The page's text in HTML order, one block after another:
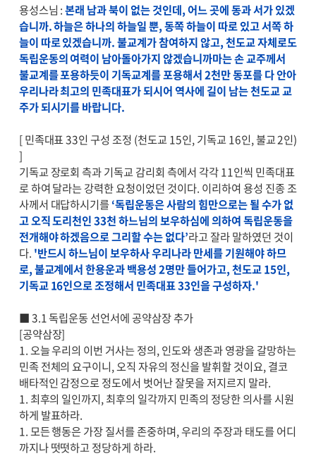
용성스님 :본래 남과 북이 없는 것인데, 어느 곳에 동과 서가 있겠
습니까. 하늘은 하나의 하늘일 뿐, 동쪽 하늘이 따로 있고 서쪽 하
늘이 따로 있겠습니까. 불교계가 참여하지 않고, 천도교 자체로도
독립운동의 여력이 남아돌아가지 않겠습니까마는 손 교주께서
불교계를 포용하듯이 기독교계를 포용해서 2천만 동포를 다 안아
우리나라 최고의 민족대표가 되시어 역사에 길이 남는 천도교 교
주가 되시기를 바랍니다.
[ 민족대표 33인 구성 조정 (천도교 15인, 기독교 16인, 불교 2인)
]
기독교 장로회 측과 기독교 감리회 측에서 각각 11인씩 민족대표
로 하여 달라는 강력한 요청이었던 것이다. 이리하여 용성 진종 조
사께서 대답하시기를‘독립운동은 사람의 힘만으로는 될 수가 없
고 오직 도리천인 33천 하느님의 보우하심에 의하여 독립운동을
전개해야 하겠음으로 그리할 수는 없다’라고 잘라 말하였던 것이
다. '반드시 하느님이 보우하사 우리나라 만세를 기원해야 하므
로, 불교계에서 한용운과 백용성 2명만 들어가고, 천도교 15인,
기독교 16인으로 조정해서 민족대표 33인을 구성하자.'
■ 3.1 독립운동 선언서에 공약삼장 추가
[공약삼장]
1. 오늘 우리의 이번 거사는 정의, 인도와 생존과 영광을 갈망하는
민족 전체의 요구이니, 오직 자유의 정신을 발휘할 것이요, 결코
배타적인 감정으로 정도에서 벗어난 잘못을 저지르지 말라.
1. 최후의 일인까지, 최후의 일각까지 민족의 정당한 의사를 시원
하게 발표하라.
1. 모든 행동은 가장 질서를 존중하며, 우리의 주장과 태도를 어디
까지나 떳떳하고 정당하게 하라.